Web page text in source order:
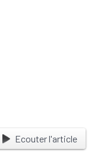
Ecouter l'article